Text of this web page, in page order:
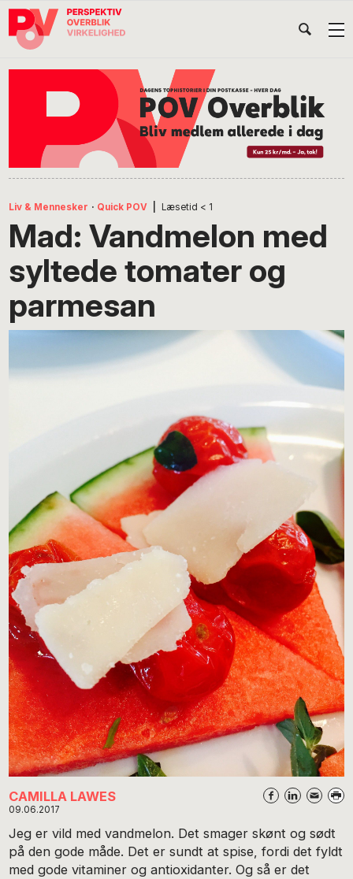
Gå
direkte
Skip
indhold
Gå
direkte
Liv & Mennesker · Quick POV Læsetid < 1
Mad: Vandmelon med
syltede tomater og
parmesan
CAMILLA LAWES
09.06.2017
Jeg er vild med vandmelon. Det smager skønt og sødt
på den gode måde. Det er sundt at spise, fordi det fyldt
med gode vitaminer og antioxidanter. Og så er det